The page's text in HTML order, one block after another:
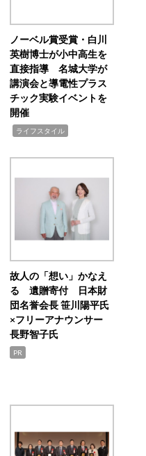
ノーベル賞受賞・白川
英樹博士が小中高生を
直接指導 名城大学が
講演会と導電性プラス
チック実験イベントを
開催
ライフスタイル
故人の「想い」かなえ
る 遺贈寄付 日本財
団名誉会長 笹川陽平氏
×フリーアナウンサー
長野智子氏
PR